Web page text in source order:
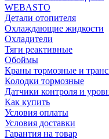
WEBASTO
Детали отопителя
Охлаждающие жидкости
Охладители
Тяги реактивные
Обоймы
Краны тормозные и
Колодки тормозные
Датчики контроля и
Как купить
Условия оплаты
Условия доставки
Гарантия на товар